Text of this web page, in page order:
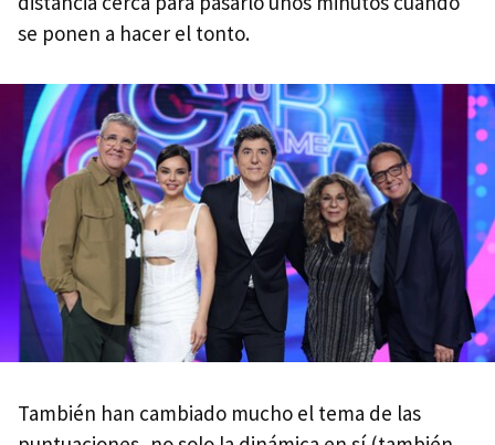
se ponen a hacer el tonto.
También han cambiado mucho el tema de las